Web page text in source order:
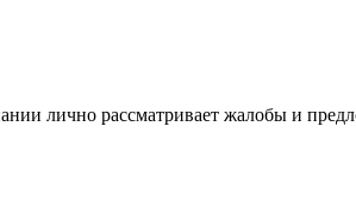
лично рассматривает жалобы и